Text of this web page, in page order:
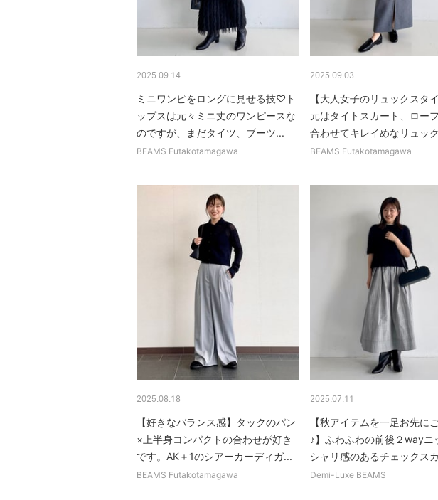
2025.09.14
ミニワンピをロングに見せる技♡ト
ップスは元々ミニ丈のワンピースな
のですが、まだタイツ、ブーツ...
BEAMS Futakotamagawa
2025.09.03
【大人女子のリュックスタ
元はタイトスカート、ロー
合わせてキレイめなリュッ
BEAMS Futakotamagawa
2025.08.18
【好きなバランス感】タックのパン
×上半身コンパクトの合わせが好き
です。AK＋1のシアーカーディガ...
BEAMS Futakotamagawa
2025.07.11
【秋アイテムを一足お先に
♪】ふわふわの前後２wayニ
シャリ感のあるチェックス
Demi-Luxe BEAMS